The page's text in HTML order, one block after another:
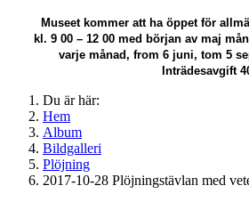
Museet kommer att ha öppet för
kl. 9 00 – 12 00 med början av maj
varje månad, from 6 juni, tom 5
Inträdesavgift
Du är här:
Hem
Album
Bildgalleri
Plöjning
2017-10-28 Plöjningstävlan med